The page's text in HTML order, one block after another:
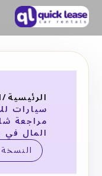
الرئيسية/
سيارات
مراجعة
المال في عام